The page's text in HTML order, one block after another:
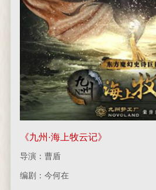
《九州·海上牧云记》
导演：曹盾
编剧：今何在